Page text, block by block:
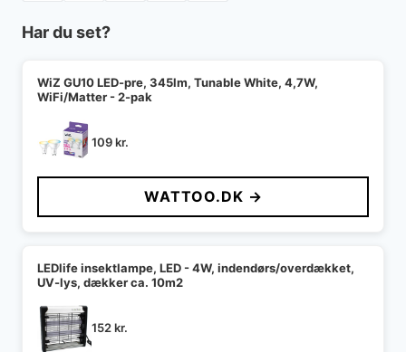
Har du set?
WiZ GU10 LED-pre, 345lm, Tunable White, 4,7W,
WiFi/Matter - 2-pak
109kr.
WATTOO.DK →
LEDlife insektlampe, LED - 4W, indendørs/overdækket,
UV-lys, dækker ca. 10m2
152kr.